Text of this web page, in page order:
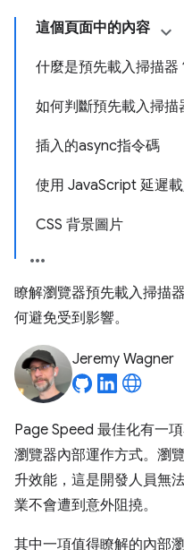
這個頁面中的內容
什麼是預先載入掃描器
如何判斷預先載入掃描
插入的async指令碼
使用 JavaScript 延遲
CSS 背景圖片
瞭解瀏覽器預先載入掃描
何避免受到影響。
Jeremy Wagner
Page Speed 最佳化有一
瀏覽器內部運作方式。瀏
升效能，這是開發人員無
業不會遭到意外阻撓。
其中一項值得瞭解的內部